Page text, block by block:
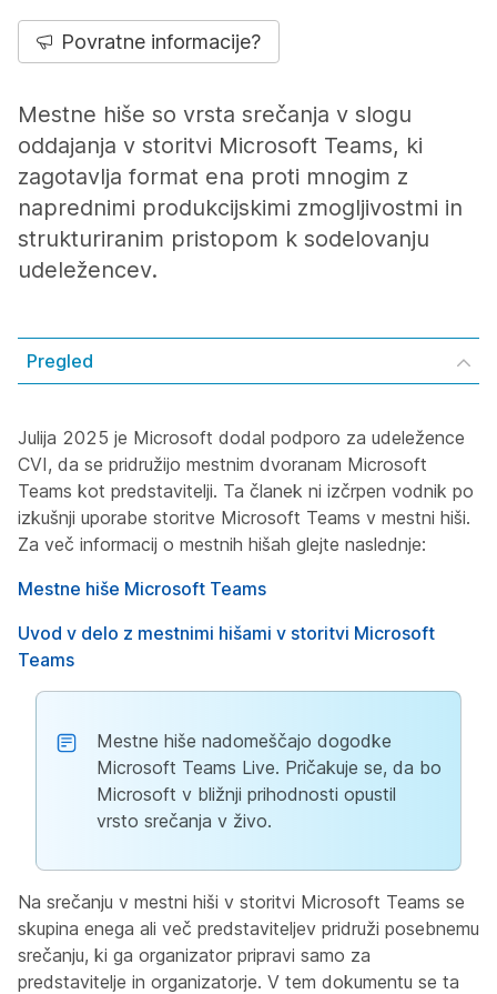
Povratne informacije?
Mestne hiše so vrsta srečanja v slogu
oddajanja v storitvi Microsoft Teams, ki
zagotavlja format ena proti mnogim z
naprednimi produkcijskimi zmogljivostmi in
strukturiranim pristopom k sodelovanju
udeležencev.
Pregled
Julija 2025 je Microsoft dodal podporo za udeležence
CVI, da se pridružijo mestnim dvoranam Microsoft
Teams kot predstavitelji. Ta članek ni izčrpen vodnik po
izkušnji uporabe storitve Microsoft Teams v mestni hiši.
Za več informacij o mestnih hišah glejte naslednje:
Mestne hiše Microsoft Teams
Uvod v delo z mestnimi hišami v storitvi Microsoft
Teams
Mestne hiše nadomeščajo dogodke
Microsoft Teams Live. Pričakuje se, da bo
Microsoft v bližnji prihodnosti opustil
vrsto srečanja v živo.
Na srečanju v mestni hiši v storitvi Microsoft Teams se
skupina enega ali več predstaviteljev pridruži posebnemu
srečanju, ki ga organizator pripravi samo za
predstavitelje in organizatorje. V tem dokumentu se ta